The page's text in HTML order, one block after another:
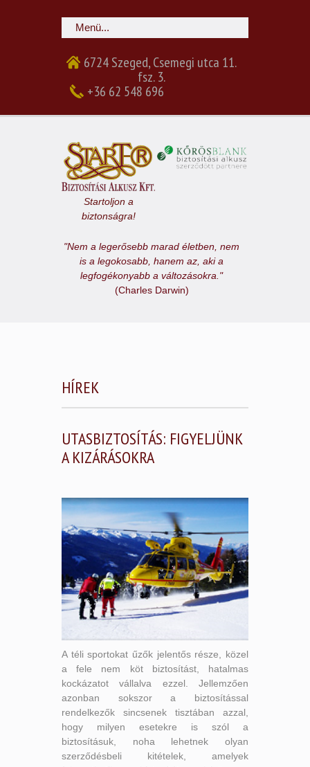
6724 Szeged, Csemegi utca 11.
fsz. 3.
+36 62 548 696
Startoljon a
biztonságra!
"Nem a legerősebb marad életben, nem
is a legokosabb, hanem az, aki a
legfogékonyabb a változásokra."
(Charles Darwin)
HÍREK
UTASBIZTOSÍTÁS: FIGYELJÜNK
A KIZÁRÁSOKRA
A téli sportokat űzők jelentős része, közel
a fele nem köt biztosítást, hatalmas
kockázatot vállalva ezzel. Jellemzően
azonban sokszor a biztosítással
rendelkezők sincsenek tisztában azzal,
hogy milyen esetekre is szól a
biztosításuk, noha lehetnek olyan
szerződésbeli kitételek, amelyek